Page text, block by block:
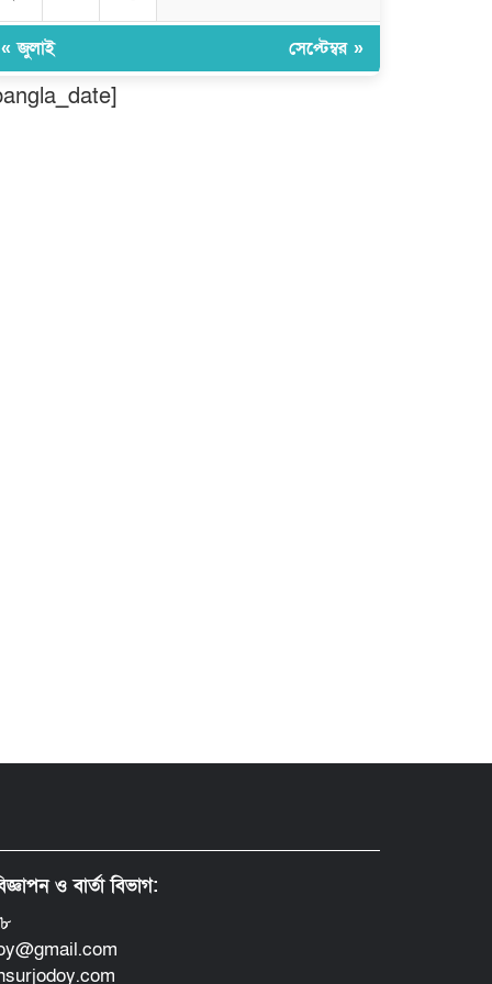
ঠাকুরগাঁওয়ে ২২০ পিস ইয়াবা, ৯
বোতল ফেন্সিডিল ও ৩২ হাজার টাকা
« জুলাই সেপ্টেম্বর »
ও বার্তা বিভাগ: